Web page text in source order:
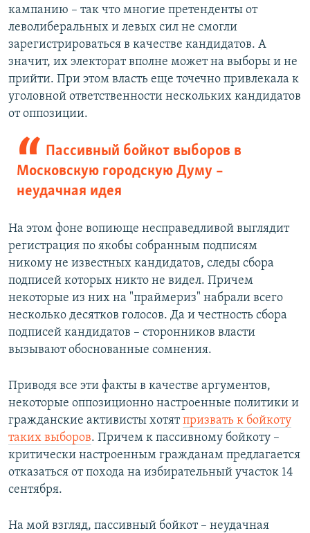
кампанию – так что многие претенденты от
леволиберальных и левых сил не смогли
зарегистрироваться в качестве кандидатов. А
значит, их электорат вполне может на выборы и не
прийти. При этом власть еще точечно привлекала к
уголовной ответственности нескольких кандидатов
от оппозиции.
Пассивный бойкот выборов в
Московскую городскую Думу –
неудачная идея
На этом фоне вопиюще несправедливой выглядит
регистрация по якобы собранным подписям
никому не известных кандидатов, следы сбора
подписей которых никто не видел. Причем
некоторые из них на "праймериз" набрали всего
несколько десятков голосов. Да и честность сбора
подписей кандидатов – сторонников власти
вызывают обоснованные сомнения.
Приводя все эти факты в качестве аргументов,
некоторые оппозиционно настроенные политики и
гражданские активисты хотятпризвать к бойкоту
таких выборов. Причем к пассивному бойкоту –
критически настроенным гражданам предлагается
отказаться от похода на избирательный участок 14
сентября.
На мой взгляд, пассивный бойкот – неудачная